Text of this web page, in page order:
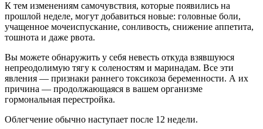
К тем изменениям самочувствия, которые появились на
прошлой неделе, могут добавиться новые: головные боли,
учащенное мочеиспускание, сонливость, снижение аппетита,
тошнота и даже рвота.
Вы можете обнаружить у себя невесть откуда взявшуюся
непреодолимую тягу к соленостям и маринадам. Все эти
явления — признаки раннего токсикоза беременности. А их
причина — продолжающаяся в вашем организме
гормональная перестройка.
Облегчение обычно наступает после 12 недели.